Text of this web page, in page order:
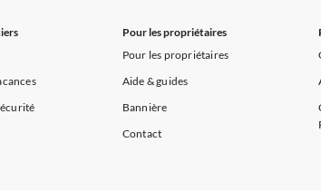
Pour les propriétaires
Pour les propriétaires
Aide & guides
Bannière
Contact